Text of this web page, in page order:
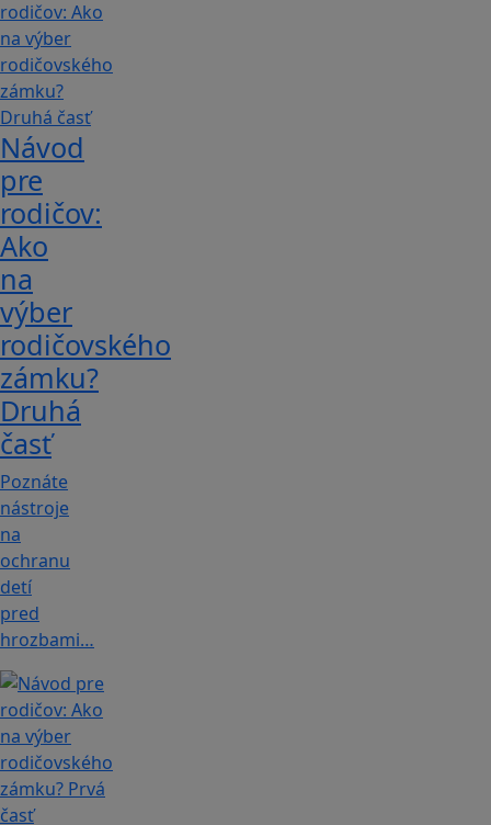
Návod
pre
rodičov:
Ako
na
výber
rodičovského
zámku?
Druhá
časť
Poznáte
nástroje
na
ochranu
detí
pred
hrozbami…